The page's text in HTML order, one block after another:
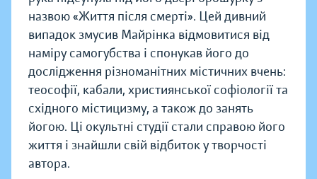
назвою «Життя після смерті». Цей дивний
випадок змусив Майрінка відмовитися від
наміру самогубства і спонукав його до
дослідження різноманітних містичних вчень:
теософії, кабали, християнської софіології та
східного містицизму, а також до занять
йогою. Ці окультні студії стали справою його
життя і знайшли свій відбиток у творчості
автора.